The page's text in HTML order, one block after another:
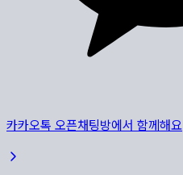
카카오톡 오픈채팅방에서 함께해요